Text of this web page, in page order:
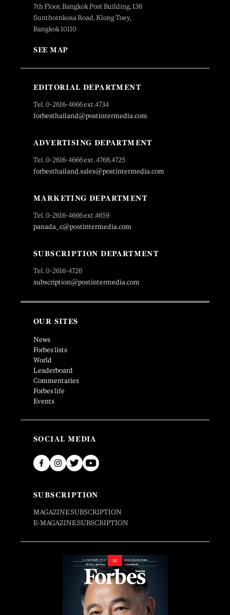
7th Floor, Bangkok Post Building, 136
Sunthornkosa Road, Klong Toey,
Bangkok 10110
SEE MAP
EDITORIAL DEPARTMENT
Tel. 0-2616-4666 ext.4734
forbesthailand@postintermedia.com
ADVERTISING DEPARTMENT
Tel. 0-2616-4666 ext. 4768,4725
forbesthailand.sales@postintermedia.com
MARKETING DEPARTMENT
Tel. 0-2616-4666 ext.4659
panada_c@postintermedia.com
SUBSCRIPTION DEPARTMENT
Tel. 0-2616-4726
subscription@postintermedia.com
OUR SITES
News
Forbes lists
World
Leaderboard
Commentaries
Forbes life
Events
SOCIAL MEDIA
SUBSCRIPTION
MAGAZINE SUBSCRIPTION
E-MAGAZINE SUBSCRIPTION